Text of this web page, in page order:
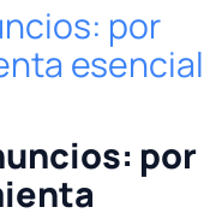
por
esencial
por